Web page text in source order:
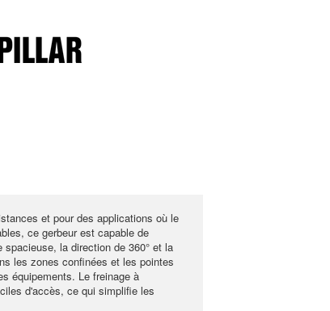
et pour des applications où le
ce gerbeur est capable de
la direction de 360° et la
les zones confinées et les pointes
équipements. Le freinage à
d'accès, ce qui simplifie les